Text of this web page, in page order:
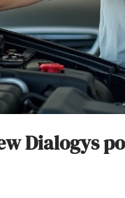
Dialogys